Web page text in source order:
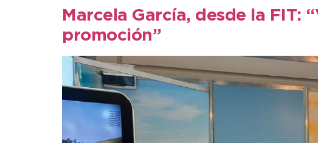
Marcela García, desde la FIT:
promoción”